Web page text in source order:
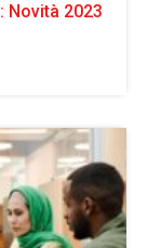
Novità 2023